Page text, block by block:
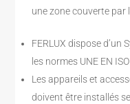
une zone couverte par
FERLUX dispose d’un
les normes UNE EN
Les appareils et
doivent être installés